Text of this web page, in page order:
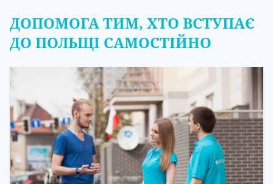
ДОПОМОГА ТИМ, ХТО ВСТУПАЄ
ДО ПОЛЬЩІ САМОСТІЙНО